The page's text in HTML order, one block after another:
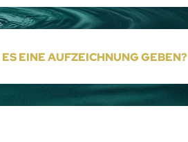
EINE AUFZEICHNUNG GEBEN?